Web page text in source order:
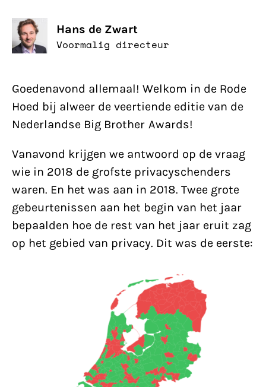
Hans de Zwart
Voormalig directeur
Goedenavond allemaal! Welkom in de Rode
Hoed bij alweer de veertiende editie van de
Nederlandse Big Brother Awards!
Vanavond krijgen we antwoord op de vraag
wie in 2018 de grofste privacyschenders
waren. En het was aan in 2018. Twee grote
gebeurtenissen aan het begin van het jaar
bepaalden hoe de rest van het jaar eruit zag
op het gebied van privacy. Dit was de eerste: